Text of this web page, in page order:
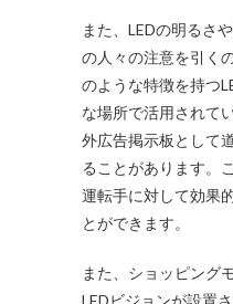
また、LEDの明るさ
の人々の注意を引く
のような特徴を持つ
な場所で活用されて
外広告掲示板として
ることがあります。
運転手に対して効果
とができます。
また、ショッピング
LEDビジョンが設置